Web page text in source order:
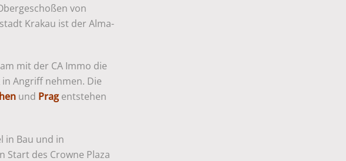
von
Krakau ist der Alma-
mit der CA Immo die
in Angriff nehmen. Die
und Pragentstehen
in Bau und in
Start des Crowne Plaza